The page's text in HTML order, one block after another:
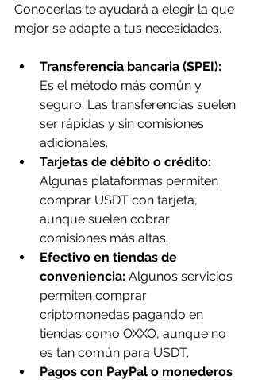
Conocerlas te ayudará a elegir la que
mejor se adapte a tus necesidades.
Transferencia bancaria (SPEI):
Es el método más común y
seguro. Las transferencias suelen
ser rápidas y sin comisiones
adicionales.
Tarjetas de débito o crédito:
Algunas plataformas permiten
comprar USDT con tarjeta,
aunque suelen cobrar
comisiones más altas.
Efectivo en tiendas de
conveniencia: Algunos servicios
permiten comprar
criptomonedas pagando en
tiendas como OXXO, aunque no
es tan común para USDT.
Pagos con PayPal o monederos